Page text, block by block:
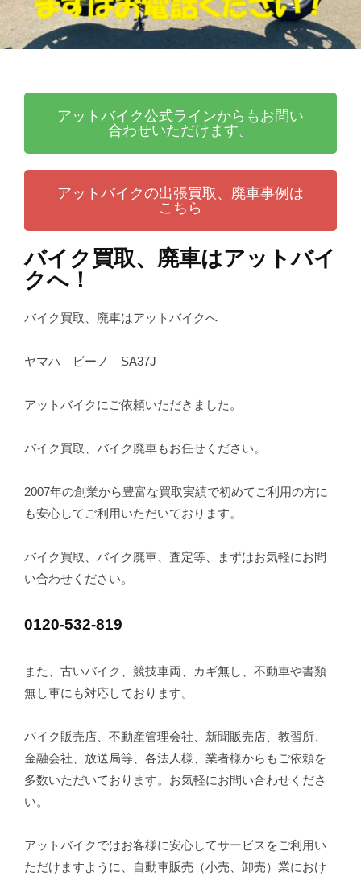
・
車
アットバイク公式ラインからもお問い
合わせいただけます。
アットバイクの出張買取、廃車事例は
こちら
バイク買取、廃車はアットバイ
クへ！
バイク買取、廃車はアットバイクへ
ヤマハ ビーノ SA37J
アットバイクにご依頼いただきました。
バイク買取、バイク廃車もお任せください。
2007年の創業から豊富な買取実績で初めてご利用の方に
も安心してご利用いただいております。
バイク買取、バイク廃車、査定等、まずはお気軽にお問
い合わせください。
0120-532-819
また、古いバイク、競技車両、カギ無し、不動車や書類
無し車にも対応しております。
バイク販売店、不動産管理会社、新聞販売店、教習所、
金融会社、放送局等、各法人様、業者様からもご依頼を
多数いただいております。お気軽にお問い合わせくださ
い。
アットバイクではお客様に安心してサービスをご利用い
ただけますように、自動車販売（小売、卸売）業におけ